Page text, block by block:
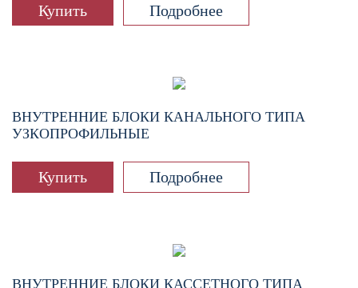
Купить Подробнее
ВНУТРЕННИЕ БЛОКИ КАНАЛЬНОГО ТИПА
УЗКОПРОФИЛЬНЫЕ
Купить Подробнее
ВНУТРЕННИЕ БЛОКИ КАССЕТНОГО ТИПА